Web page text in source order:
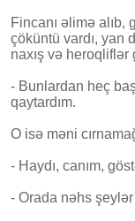
Fincanı əlimə
çöküntü vardı, yan
naxış və heroqliflər
- Bunlardan heç
qaytardım.
O isə məni
- Haydı, canım,
- Orada nəhs